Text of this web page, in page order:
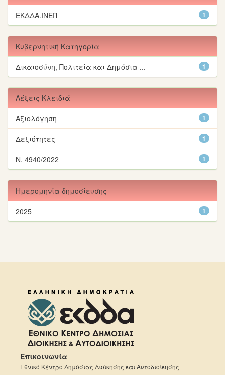
1
ΕΚΔΔΑ.ΙΝΕΠ
Κυβερνητική Κατηγορία
1
Δικαιοσύνη, Πολιτεία και Δημόσια ...
Λέξεις Κλειδιά
1
Αξιολόγηση
1
Δεξιότητες
1
Ν. 4940/2022
Ημερομηνία δημοσίευσης
1
2025
Επικοινωνία
Εθνικό Κέντρο Δημόσιας Διοίκησης και Αυτοδιοίκησης